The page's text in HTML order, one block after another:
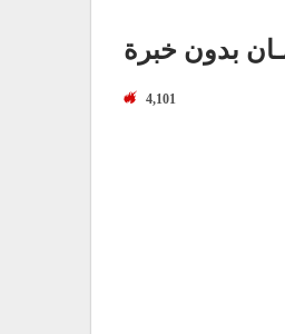
بدون خبرة
4,101